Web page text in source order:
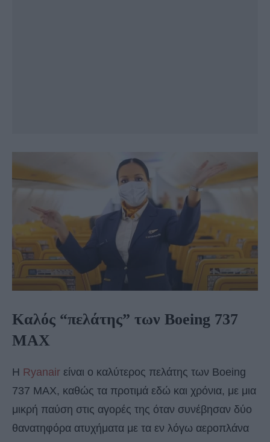
Καλός “πελάτης” των Boeing 737
MAX
Η Ryanair είναι ο καλύτερος πελάτης των Boeing
737 MAX, καθώς τα προτιμά εδώ και χρόνια, με μια
μικρή παύση στις αγορές της όταν συνέβησαν δύο
θανατηφόρα ατυχήματα με τα εν λόγω αεροπλάνα